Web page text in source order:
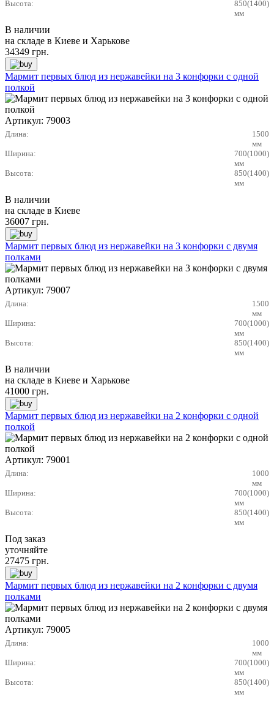
Высота:
850(1400)
мм
В наличии
на складе в Киеве и Харькове
34349 грн.
Мармит первых блюд из нержавейки на 3 конфорки с одной
полкой
Артикул: 79003
Длина:
1500
мм
Ширина:
700(1000)
мм
Высота:
850(1400)
мм
В наличии
на складе в Киеве
36007 грн.
Мармит первых блюд из нержавейки на 3 конфорки с двумя
полками
Артикул: 79007
Длина:
1500
мм
Ширина:
700(1000)
мм
Высота:
850(1400)
мм
В наличии
на складе в Киеве и Харькове
41000 грн.
Мармит первых блюд из нержавейки на 2 конфорки с одной
полкой
Артикул: 79001
Длина:
1000
мм
Ширина:
700(1000)
мм
Высота:
850(1400)
мм
Под заказ
уточняйте
27475 грн.
Мармит первых блюд из нержавейки на 2 конфорки с двумя
полками
Артикул: 79005
Длина:
1000
мм
Ширина:
700(1000)
мм
Высота:
850(1400)
мм